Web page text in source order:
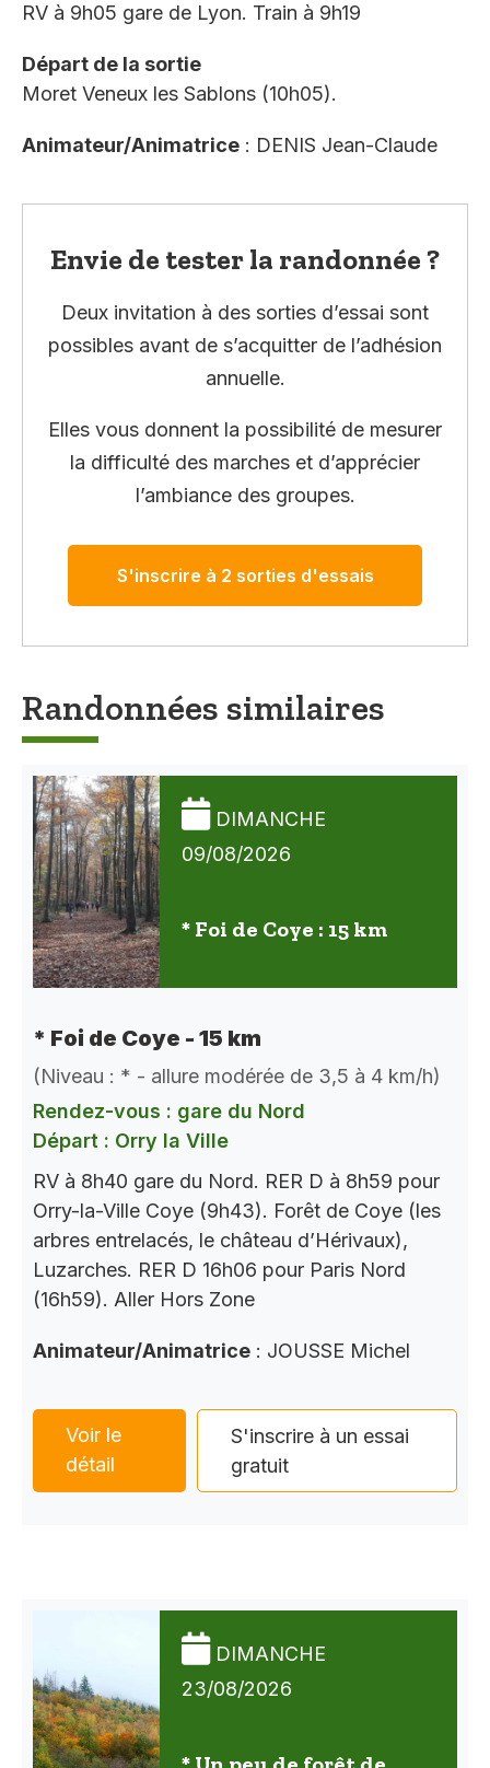
RV à 9h05 gare de Lyon. Train à 9h19
Départ de la sortie
Moret Veneux les Sablons (10h05).
Animateur/Animatrice : DENIS Jean-Claude
Envie de tester la randonnée ?
Deux invitation à des sorties d’essai sont
possibles avant de s’acquitter de l’adhésion
annuelle.
Elles vous donnent la possibilité de mesurer
la difficulté des marches et d’apprécier
l’ambiance des groupes.
S'inscrire à 2 sorties d'essais
Randonnées similaires
DIMANCHE
09/08/2026
* Foi de Coye : 15 km
* Foi de Coye - 15 km
(Niveau : * - allure modérée de 3,5 à 4 km/h)
Rendez-vous : gare du Nord
Départ : Orry la Ville
RV à 8h40 gare du Nord. RER D à 8h59 pour
Orry-la-Ville Coye (9h43). Forêt de Coye (les
arbres entrelacés, le château d’Hérivaux),
Luzarches. RER D 16h06 pour Paris Nord
(16h59). Aller Hors Zone
Animateur/Animatrice : JOUSSE Michel
Voir le
détail
S'inscrire à un essai
gratuit
DIMANCHE
23/08/2026